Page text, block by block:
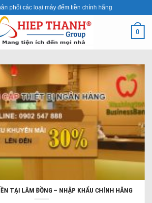
phối các loại máy đếm tiền chính hãng
0
TẠI LÂM ĐỒNG – NHẬP KHẨU CHÍNH HÃNG